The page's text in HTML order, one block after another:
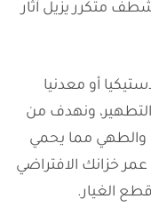
متكرر يزيل آثار
أو معدنيا
ونهدف من
والطهي مما يحمي
خزانك الافتراضي
الغيار.